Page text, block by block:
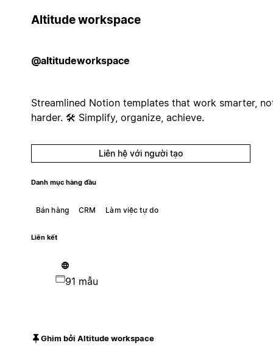
Altitude workspace
@altitudeworkspace
Streamlined Notion templates that work smarter,
harder. 🛠️ Simplify, organize, achieve.
Liên hệ với người tạo
Danh mục hàng đầu
Bán hàng CRM Làm việc tự do
Liên kết
91 mẫu
Ghim bởi Altitude workspace